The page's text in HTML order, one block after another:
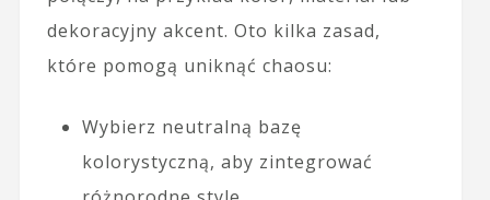
dekoracyjny akcent. Oto kilka zasad,
które pomogą uniknąć chaosu:
Wybierz neutralną bazę
kolorystyczną, aby zintegrować